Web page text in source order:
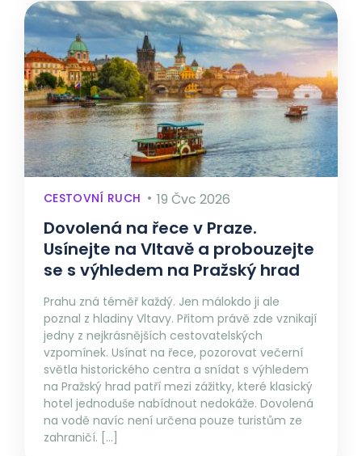
CESTOVNÍ RUCH 19 Čvc 2026
Dovolená na řece v Praze.
Usínejte na Vltavě a probouzejte
se s výhledem na Pražský hrad
Prahu zná téměř každý. Jen málokdo ji ale
poznal z hladiny Vltavy. Přitom právě zde vznikají
jedny z nejkrásnějších cestovatelských
vzpomínek. Usínat na řece, pozorovat večerní
světla historického centra a snídat s výhledem
na Pražský hrad patří mezi zážitky, které klasický
hotel jednoduše nabídnout nedokáže. Dovolená
na vodě navíc není určena pouze turistům ze
zahraničí. […]